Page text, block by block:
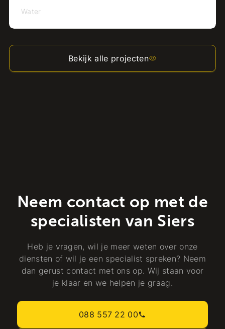
Water
Bekijk alle projecten
Neem contact op met de
specialisten van Siers
Heb je vragen, wil je meer weten over onze
diensten of wil je een specialist spreken? Neem
dan gerust contact met ons op. Wij staan voor
je klaar en we helpen je graag.
088 557 22 00